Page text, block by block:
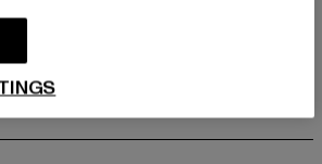
DefShop håndterer dine data, kan findes i
kan til enhver tid afmelde dig gratis.